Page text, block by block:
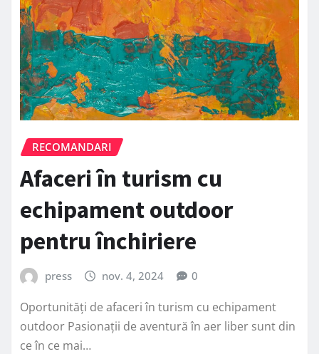
RECOMANDARI
Afaceri în turism cu
echipament outdoor
pentru închiriere
press nov. 4, 2024 0
Oportunități de afaceri în turism cu echipament
outdoor Pasionații de aventură în aer liber sunt din
ce în ce mai…